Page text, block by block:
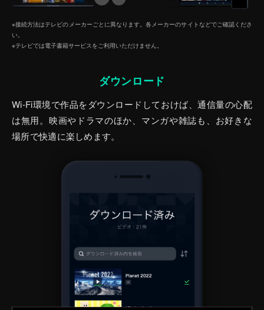
※接続方法はテレビのメーカーごとに異なります。各メーカーのサイトなどでご確認くださ
い。
※テレビでは電子書籍サービスをご利⽤いただけません。
ダウンロード
Wi-Fi環境で作品をダウンロードしておけば、通信量の心配
は無用。映画やドラマのほか、マンガや雑誌も、お好きな
場所で快適に楽しめます。